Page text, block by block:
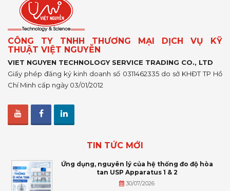
CÔNG TY TNHH THƯƠNG MẠI DỊCH VỤ KỸ
THUẬT VIỆT NGUYỄN
VIET NGUYEN TECHNOLOGY SERVICE TRADING CO., LTD
Giấy phép đăng ký kinh doanh số 0311462335 do sở KHĐT TP Hồ
Chí Minh cấp ngày 03/01/2012
TIN TỨC MỚI
Ứng dụng, nguyên lý của hệ thống đo độ hòa
tan USP Apparatus 1 & 2
30/07/2026